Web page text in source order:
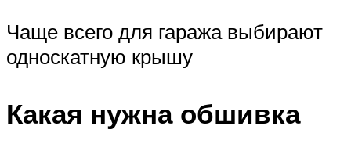
Чаще всего для гаража выбирают
односкатную крышу
Какая нужна обшивка